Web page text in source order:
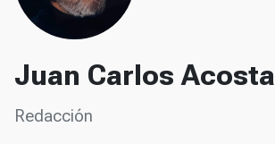
Juan Carlos Acosta
Redacción